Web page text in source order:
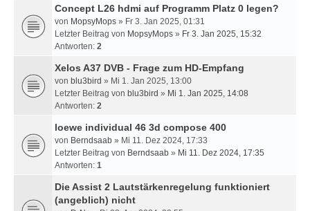
Concept L26 hdmi auf Programm Platz 0 legen?
von MopsyMops » Fr 3. Jan 2025, 01:31
Letzter Beitrag von MopsyMops » Fr 3. Jan 2025, 15:32
Antworten: 2
Xelos A37 DVB - Frage zum HD-Empfang
von blu3bird » Mi 1. Jan 2025, 13:00
Letzter Beitrag von blu3bird » Mi 1. Jan 2025, 14:08
Antworten: 2
loewe individual 46 3d compose 400
von Berndsaab » Mi 11. Dez 2024, 17:33
Letzter Beitrag von Berndsaab » Mi 11. Dez 2024, 17:35
Antworten: 1
Die Assist 2 Lautstärkenregelung funktioniert
(angeblich) nicht